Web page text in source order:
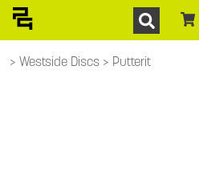
Westside Discs Putterit